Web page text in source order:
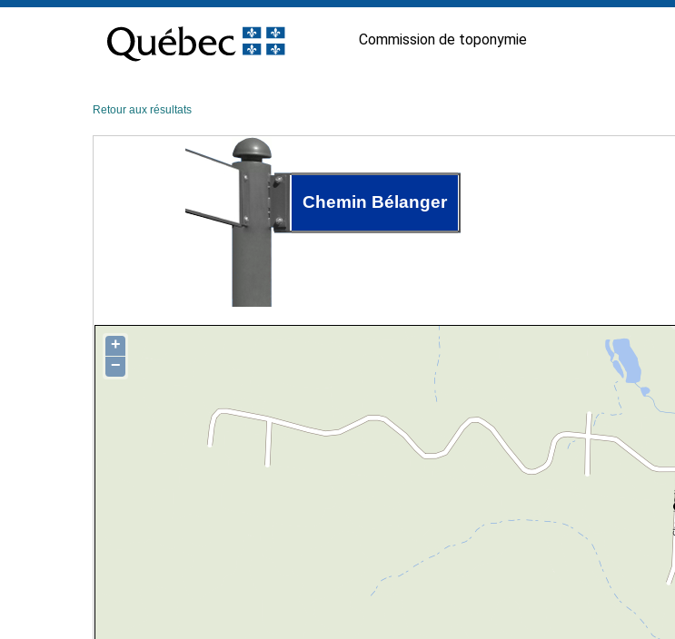
contenu
Commission de toponymie
Retour aux résultats
Chemin Bélanger
+
−